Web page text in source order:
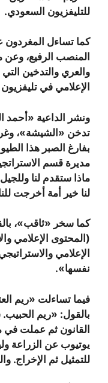
للتليفزيون السعودي.
كما تساءل المغردون
المنصب الرفيع، وعن
والعري والتدخين
الإعلامي في
ونشر الداعية «أحمد
تدخن «الشيشة»،
بفارغ الصبر هذا
مديرة قسم
ماذا ستقدم لنا
لنا خير أمة أخرجت
كما سخر «ثاقب»،
(المحتوى الإعلامي
الإعلامي
نفسها».
فيما تساءلت «ريم
بالقول: «ريم
القانون ثم عملت
يوتيوب عن الزراعة
للتمثيل ثم